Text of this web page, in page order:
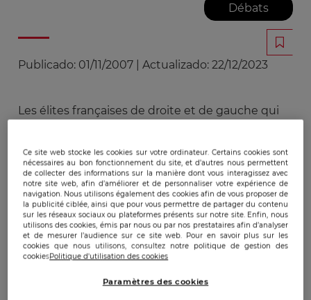
Débats
Publicado: 01/11/2007 Actualizado: 22/12/2023
Les élites françaises de droite et de gauche qui
destin, leur sécurité et leur bien-être étaient liés
à celui du vainqueur de la seconde guerre
mondiale, à savoir les Etats-Unis d’Amérique.
Cette vérité qu’ils voulaient quasiment éternelle
(nous sortions pourtant du mirage du IIIème
Reich pour mille ans) est en train de s’effriter
sous nos yeux comme un vieux film de cinéma
qui résiste mal au temps qui passe. Les Etats-
Ce site web stocke les cookies sur votre ordinateur. Certains cookies sont
nécessaires au bon fonctionnement du site, et d’autres nous permettent
de collecter des informations sur la manière dont vous interagissez avec
notre site web, afin d’améliorer et de personnaliser votre expérience de
navigation. Nous utilisons également des cookies afin de vous proposer de
la publicité ciblée, ainsi que pour vous permettre de partager du contenu
sur les réseaux sociaux ou plateformes présents sur notre site. Enfin, nous
utilisons des cookies, émis par nous ou par nos prestataires afin d’analyser
et de mesurer l’audience sur ce site web. Pour en savoir plus sur les
cookies que nous utilisons, consultez notre politique de gestion des
cookiesPolitique d'utilisation des cookies
Paramètres des cookies